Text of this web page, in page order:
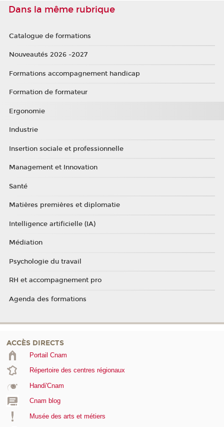
Dans la même rubrique
Catalogue de formations
Nouveautés 2026 -2027
Formations accompagnement handicap
Formation de formateur
Ergonomie
Industrie
Insertion sociale et professionnelle
Management et Innovation
Santé
Matières premières et diplomatie
Intelligence artificielle (IA)
Médiation
Psychologie du travail
RH et accompagnement pro
Agenda des formations
ACCÈS DIRECTS
Portail Cnam
Répertoire des centres régionaux
Handi'Cnam
Cnam blog
Musée des arts et métiers